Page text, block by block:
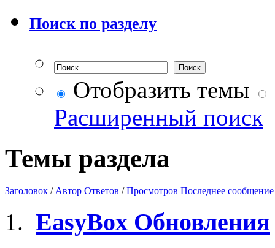
Поиск по разделу
Отобразить темы
Расширенный поиск
Темы раздела
Заголовок / Автор Ответов /Просмотров Последнее сообщение
EasyBox Обновления